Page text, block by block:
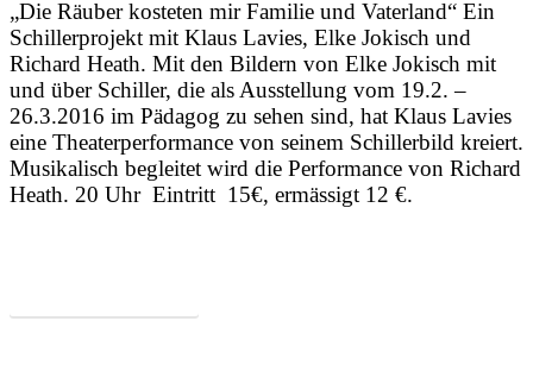
„Die Räuber kosteten mir Familie und Vaterland“ Ein
Schillerprojekt mit Klaus Lavies, Elke Jokisch und
Richard Heath. Mit den Bildern von Elke Jokisch mit
und über Schiller, die als Ausstellung vom 19.2. –
26.3.2016 im Pädagog zu sehen sind, hat Klaus Lavies
eine Theaterperformance von seinem Schillerbild kreiert.
Musikalisch begleitet wird die Performance von Richard
Heath. 20 Uhr Eintritt 15€, ermässigt 12 €.